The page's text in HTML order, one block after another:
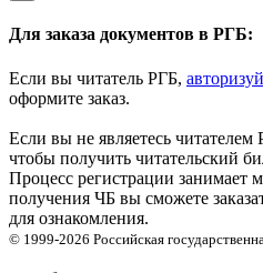
Для заказа документов в РГБ:
Если вы читатель РГБ,
оформите заказ.
Если вы не являетесь читателем
чтобы получить читательский
Процесс регистрации занимает
получения ЧБ вы сможете
для ознакомления.
© 1999-2026 Российская